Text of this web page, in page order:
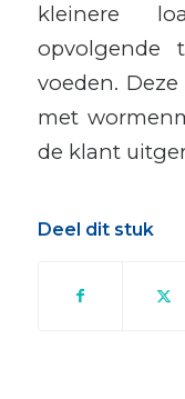
kleinere
opvolgende
voeden.
met
de klant
Deel dit stuk